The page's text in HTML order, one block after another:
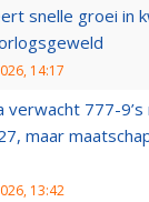
snelle groei in
14:17
verwacht 777-
maar
13:42